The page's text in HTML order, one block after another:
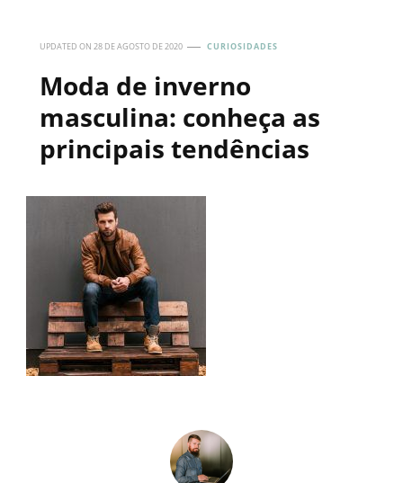
UPDATED ON 28 DE AGOSTO DE 2020 CURIOSIDADES
Moda de inverno
masculina: conheça as
principais tendências